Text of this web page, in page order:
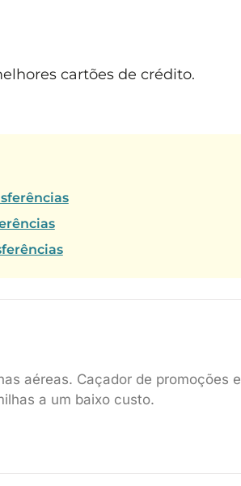
cartões de crédito.
aéreas. Caçador de promoções e
a um baixo custo.